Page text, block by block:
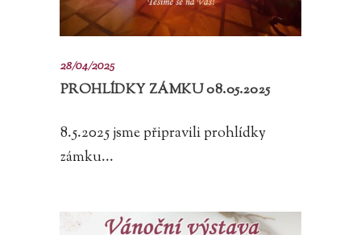
28/04/2025
PROHLÍDKY ZÁMKU 08.05.2025
8.5.2025 jsme připravili prohlídky
zámku...